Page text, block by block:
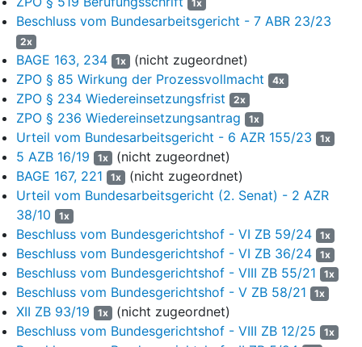
Berücksichtigung der Tariflohnerhöhungen. Das Angebot einer
Vertragsänderung im November 2024 nahm der Kläger nicht an.
Der Kläger machte mit Schreiben vom 28. August 2024 (Bl. 72 f.
VorA), 27. November 2024 (Bl. 76 VorA) und 17. Dezember 2024
(Bl. 74 f. VorA) die tarifliche Anpassung des Gehaltes und
konkrete Zahlungsansprüche geltend. Die Beklagte verzichtete
auf das Berufen auf die Ausschlussfrist bis zum
30. November 2024 (Bl. 77 VorA).
Mit der am 23. Januar 2025 beim Arbeitsgericht eingegangenen
Klage verfolgt der Kläger seine Begehren weiter. Er hat die
Ansicht vertreten, der Arbeitsvertrag enthalte eine dynamische
Bezugnahme auf die Tarifverträge des niedersächsischen
Einzelhandels, die trotz der nicht mehr bestehenden Tarifbindung
der Beklagten bestehen bleibe. Daher sei festzustellen, dass die
Tarifverträge in der aktuellen Fassung gelten. Die
Zahlungsansprüche umfassten die Gehaltsdifferenzen der
Monate Mai bis November 2024, ein erhöhtes Urlaubsgeld, eine
erhöhte Jahressonderzuwendung sowie die
1x
Beschluss vom Bundesarbeitsgericht - 7 ABR 23/23
2x
BAGE 163, 234 1x (nicht zugeordnet)
ZPO § 85 Wirkung der Prozessvollmacht
4x
ZPO § 234 Wiedereinsetzungsfrist 2x
ZPO § 236 Wiedereinsetzungsantrag 1x
Urteil vom Bundesarbeitsgericht - 6 AZR 155/23 1x
5 AZB 16/19 1x (nicht zugeordnet)
BAGE 167, 221
1x (nicht zugeordnet)
Urteil vom Bundesarbeitsgericht (2. Senat) - 2 AZR
38/10
1x
Beschluss vom Bundesgerichtshof - VI ZB 59/24 1x
Beschluss vom Bundesgerichtshof - VI ZB 36/24 1x
Beschluss vom Bundesgerichtshof - VIII ZB 55/21 1x
Beschluss vom Bundesgerichtshof - V ZB 58/21 1x
XII ZB 93/19 1x (nicht zugeordnet)
Beschluss vom Bundesgerichtshof - VIII ZB 12/25
1x